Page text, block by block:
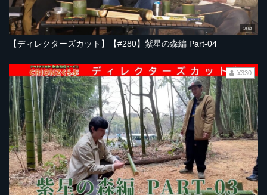
19:52
【ディレクターズカット】【#280】紫星の森編 Part-04
¥330